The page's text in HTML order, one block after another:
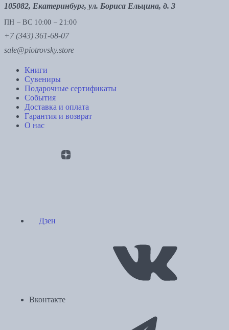
105082, Екатеринбург, ул. Бориса Ельцина, д. 3
ПН – ВС 10:00 – 21:00
+7 (343) 361-68-07
sale@piotrovsky.store
Книги
Сувениры
Подарочные сертификаты
События
Доставка и оплата
Гарантия и возврат
О нас
Дзен
Вконтакте